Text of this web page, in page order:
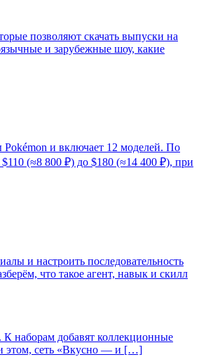
позволяют скачать выпуски на
и зарубежные шоу, какие
Pokémon и включает 12 моделей. По
(≈8 800 ₽) до $180 (≈14 400 ₽), при
и настроить последовательность
что такое агент, навык и скилл
наборам добавят коллекционные
этом, сеть «Вкусно — и […]